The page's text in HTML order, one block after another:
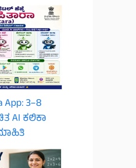
App: 3–8
AI ಕಲಿಕಾ